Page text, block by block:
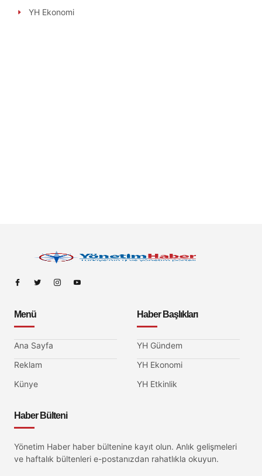
YH Ekonomi
Menü
Ana Sayfa
Reklam
Künye
Haber Başlıkları
YH Gündem
YH Ekonomi
YH Etkinlik
Haber Bülteni
Yönetim Haber haber bültenine kayıt olun. Anlık gelişmeleri
ve haftalık bültenleri e-postanızdan rahatlıkla okuyun.